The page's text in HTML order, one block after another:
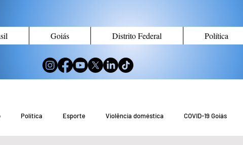
Goiás Distrito Federal Política
Política Esporte Violência doméstica COVID-19 Goiás